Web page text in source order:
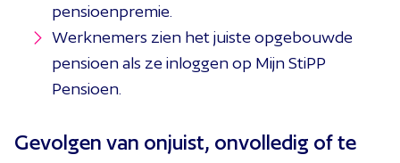
pensioenpremie.
Werknemers zien het juiste opgebouwde
pensioen als ze inloggen op Mijn StiPP
Pensioen.
Gevolgen van onjuist, onvolledig of te